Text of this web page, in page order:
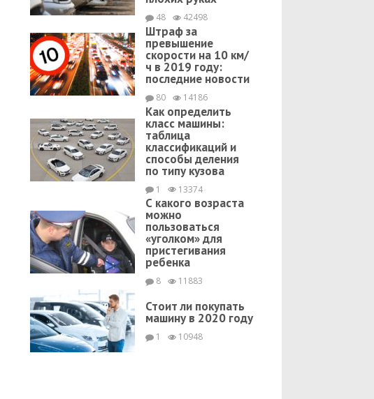
48 42498
Штраф за
превышение
скорости на 10 км/
ч в 2019 году:
последние новости
80 14186
Как определить
класс машины:
таблица
классификаций и
способы деления
по типу кузова
1 13374
С какого возраста
можно
пользоваться
«уголком» для
пристегивания
ребенка
8 11883
Стоит ли покупать
машину в 2020 году
1 10948